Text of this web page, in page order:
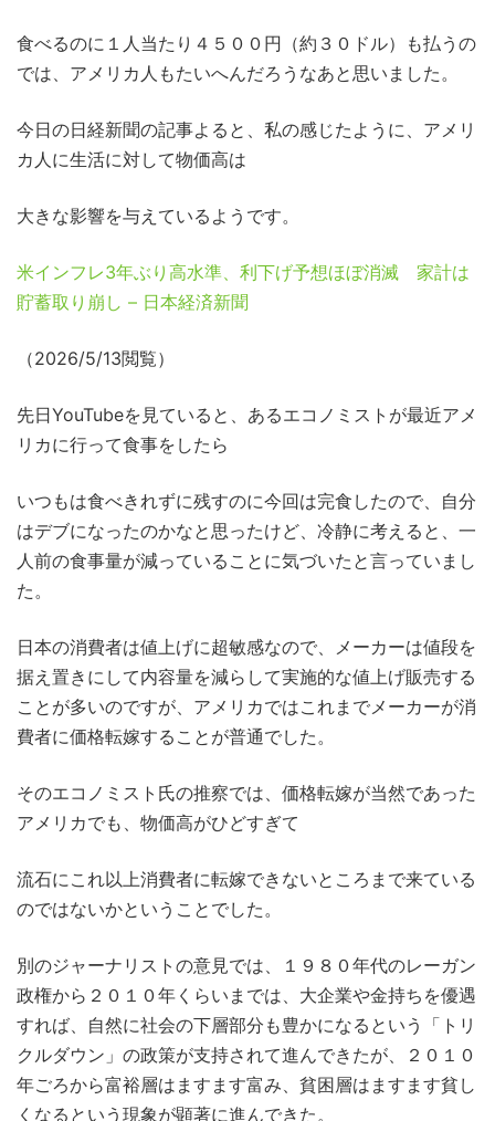
食べるのに１人当たり４５００円（約３０ドル）も払うの
では、アメリカ人もたいへんだろうなあと思いました。
今日の日経新聞の記事よると、私の感じたように、アメリ
カ人に生活に対して物価高は
大きな影響を与えているようです。
米インフレ3年ぶり高水準、利下げ予想ほぼ消滅 家計は
貯蓄取り崩し – 日本経済新聞
（2026/5/13閲覧）
先日YouTubeを見ていると、あるエコノミストが最近アメ
リカに行って食事をしたら
いつもは食べきれずに残すのに今回は完食したので、自分
はデブになったのかなと思ったけど、冷静に考えると、一
人前の食事量が減っていることに気づいたと言っていまし
た。
日本の消費者は値上げに超敏感なので、メーカーは値段を
据え置きにして内容量を減らして実施的な値上げ販売する
ことが多いのですが、アメリカではこれまでメーカーが消
費者に価格転嫁することが普通でした。
そのエコノミスト氏の推察では、価格転嫁が当然であった
アメリカでも、物価高がひどすぎて
流石にこれ以上消費者に転嫁できないところまで来ている
のではないかということでした。
別のジャーナリストの意見では、１９８０年代のレーガン
政権から２０１０年くらいまでは、大企業や金持ちを優遇
すれば、自然に社会の下層部分も豊かになるという「トリ
クルダウン」の政策が支持されて進んできたが、２０１０
年ごろから富裕層はますます富み、貧困層はますます貧し
くなるという現象が顕著に進んできた。